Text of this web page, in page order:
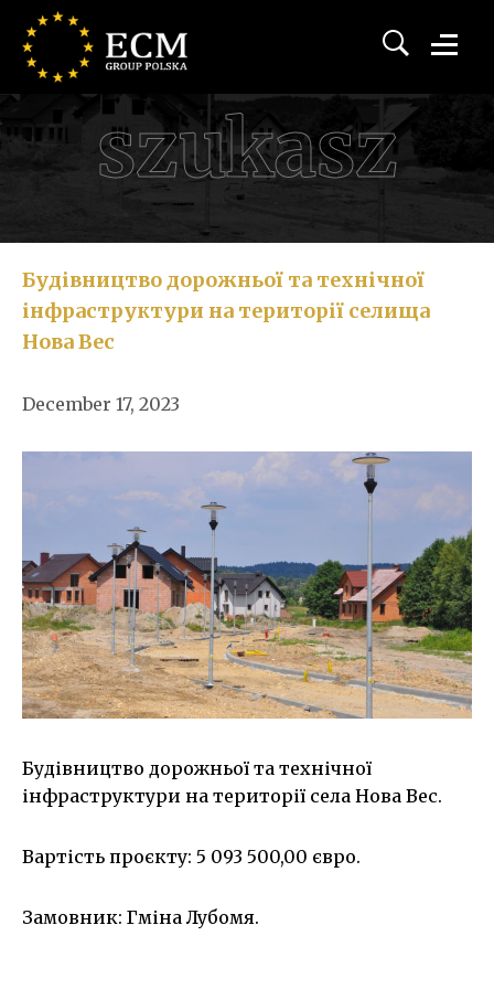
szukasz
Будівництво дорожньої та технічної
інфраструктури на території селища
Нова Вес
December 17, 2023
Будівництво дорожньої та технічної
інфраструктури на території села Нова Вес.
Вартість проєкту: 5 093 500,00 євро.
Замовник: Гміна Лубомя.